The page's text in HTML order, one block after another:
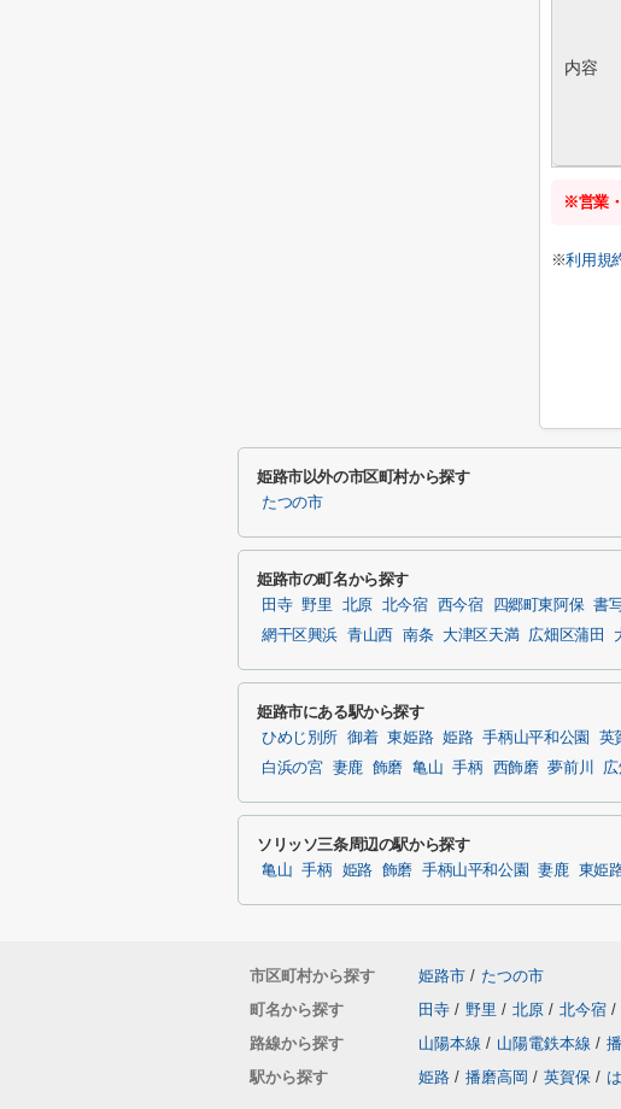
内容
※営業
※利用規
姫路市以外の市区町村から探す
たつの市
姫路市の町名から探す
田寺 野里 北原 北今宿 西今宿 四郷町東阿保 書
網干区興浜 青山西 南条 大津区天満 広畑区蒲田
姫路市にある駅から探す
ひめじ別所 御着 東姫路 姫路 手柄山平和公園 英
白浜の宮
妻鹿 飾磨 亀山 手柄 西飾磨 夢前川 広
ソリッソ三条周辺の駅から探す
亀山 手柄 姫路 飾磨 手柄山平和公園 妻鹿 東姫
市区町村から探す 姫路市 / たつの市
町名から探す
田寺 / 野里 / 北原 / 北今宿 /
路線から探す
山陽本線 / 山陽電鉄本線 /
駅から探す
姫路 / 播磨高岡 / 英賀保 /